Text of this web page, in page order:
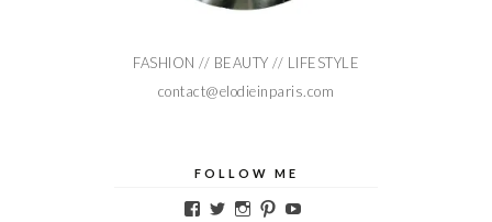
FASHION // BEAUTY // LIFESTYLE
contact@elodieinparis.com
FOLLOW ME
Voir Voir Voir Voir